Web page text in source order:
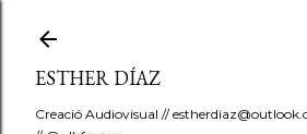
ESTHER DÍAZ
Creació Audiovisual //